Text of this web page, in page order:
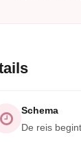
Schema
De reis